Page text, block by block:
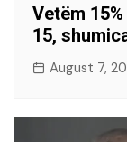
Vetëm
15,
August 7,